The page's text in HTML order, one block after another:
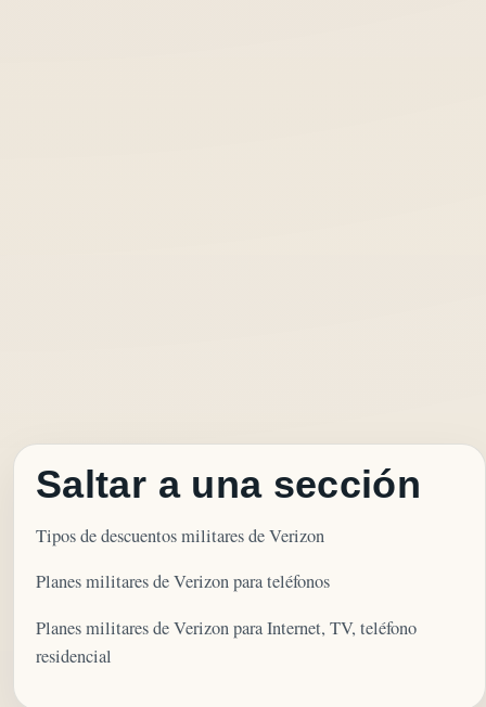
Saltar a una sección
Tipos de descuentos militares de Verizon
Planes militares de Verizon para teléfonos
Planes militares de Verizon para Internet, TV, teléfono
residencial